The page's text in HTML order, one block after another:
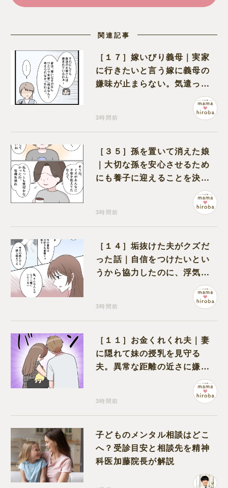
関連記事
［１７］嫁いびり義母｜実家
に行きたいと言う嫁に義母の
嫌味が止まらない。気遣って
3時間前
［３５］孫を置いて消えた娘
｜大切な孫を安心させるため
にも養子に迎えることを決心
3時間前
［１４］垢抜けた夫がクズだ
った話｜自信をつけたいとい
うから協力したのに、浮気と
3時間前
［１１］お金くれくれ夫｜妻
に隠れて妹の授乳を見守る
夫。異常な距離の近さに嫌悪
3時間前
子どものメンタル相談はどこ
へ？受診目安と相談先を精神
科医加藤院長が解説